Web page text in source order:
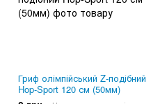
Гриф олімпійський Z-подібний
Hop-Sport 120 см (50мм)